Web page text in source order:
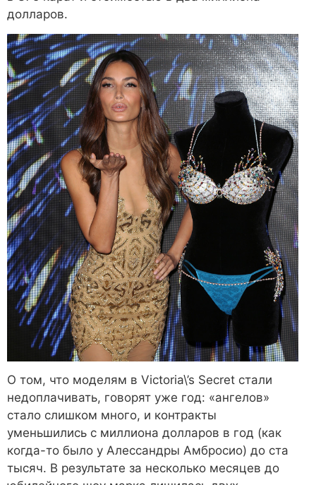
долларов.
О том, что моделям в Victoria\’s Secret стали
недоплачивать, говорят уже год: «ангелов»
стало слишком много, и контракты
уменьшились с миллиона долларов в год (как
когда-то было у Алессандры Амбросио) до ста
тысяч. В результате за несколько месяцев до